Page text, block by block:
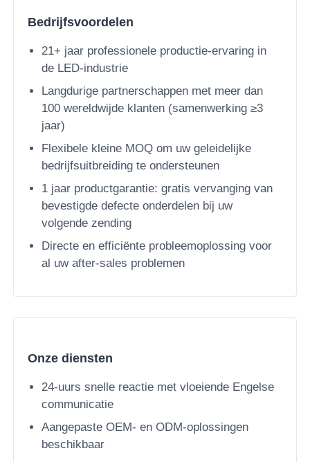
Doorzichtig LED-display
Drone vliegende LED-scherm
Holografisch led-scherm
LED -roosterscherm
Transparant beeldscherm
Bedrijfsvoordelen
21+ jaar professionele productie-ervaring in
de LED-industrie
Langdurige partnerschappen met meer dan
100 wereldwijde klanten (samenwerking ≥3
jaar)
Flexibele kleine MOQ om uw geleidelijke
bedrijfsuitbreiding te ondersteunen
1 jaar productgarantie: gratis vervanging van
bevestigde defecte onderdelen bij uw
volgende zending
Directe en efficiënte probleemoplossing voor
al uw after-sales problemen
Onze diensten
24-uurs snelle reactie met vloeiende Engelse
communicatie
Aangepaste OEM- en ODM-oplossingen
beschikbaar